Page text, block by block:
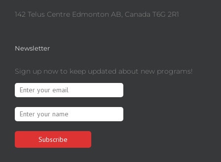
142 Telus Centre Edmonton AB, Canada T6G 2R1
Newsletter
Sign up now to keep updated about new programs!